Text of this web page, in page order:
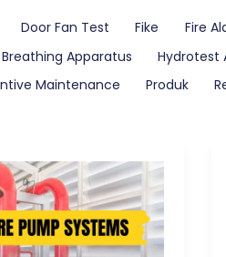
Door Fan Test Fike Fire
Apparatus
Hydrotest
Maintenance
Produk